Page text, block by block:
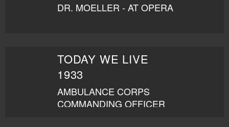
DR. MOELLER - AT OPERA
TODAY WE LIVE
1933
AMBULANCE CORPS
COMMANDING OFFICER